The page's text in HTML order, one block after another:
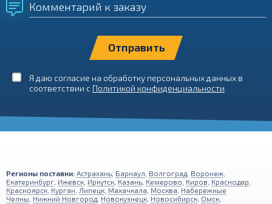
Комментарий к заказу
Я даю согласие на обработку персональных данных в
соответствии с Политикой конфиденциальности
Регионы поставки: Астрахань Барнаул Волгоград Воронеж
Екатеринбург Ижевск Иркутск Казань Кемерово Киров Краснодар
Красноярск Курган Липецк Махачкала Москва Набережные
Челны Нижний Новгород Новокузнецк Новосибирск Омск